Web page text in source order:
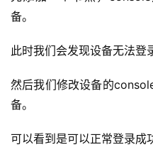
备。
此时我们会发现设备无法登
然后我们修改设备的
备。
可以看到是可以正常登录成